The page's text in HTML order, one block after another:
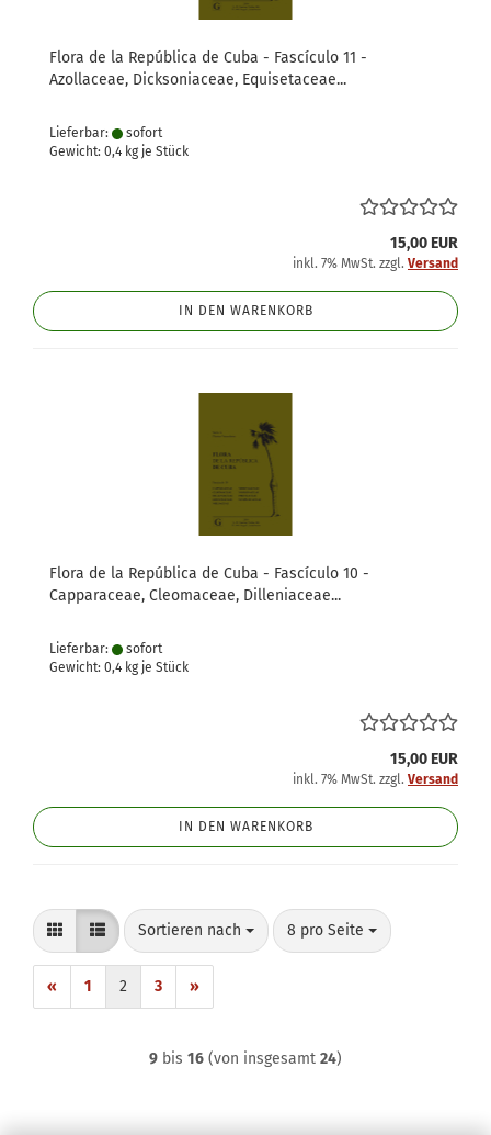
Flora de la República de Cuba - Fascículo 11 -
Azollaceae, Dicksoniaceae, Equisetaceae...
Lieferbar:
sofort
Gewicht: 0,4 kg je Stück
15,00 EUR
inkl. 7% MwSt. zzgl. Versand
IN DEN WARENKORB
Flora de la República de Cuba - Fascículo 10 -
Capparaceae, Cleomaceae, Dilleniaceae...
Lieferbar:
sofort
Gewicht: 0,4 kg je Stück
15,00 EUR
inkl. 7% MwSt. zzgl. Versand
IN DEN WARENKORB
Sortieren nach
Sortieren nach 8 pro Seite
pro Seite
« 1 2 3 »
9 bis 16 (von insgesamt 24)